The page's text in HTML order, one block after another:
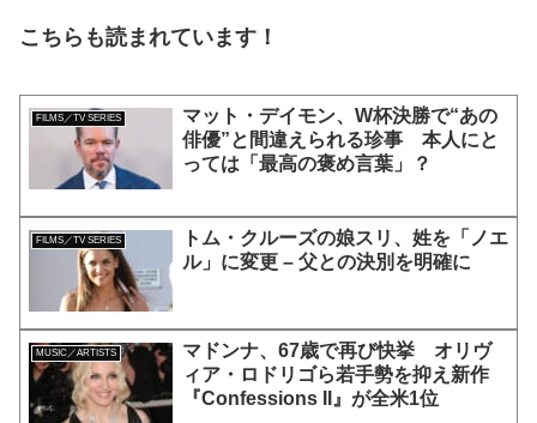
こちらも読まれています！
FILMS／TV SERIES
マット・デイモン、W杯決勝で“あの
俳優”と間違えられる珍事 本人にと
っては「最高の褒め言葉」？
FILMS／TV SERIES
トム・クルーズの娘スリ、姓を「ノエ
ル」に変更 – 父との決別を明確に
MUSIC／ARTISTS
マドンナ、67歳で再び快挙 オリヴ
ィア・ロドリゴら若手勢を抑え新作
『Confessions II』が全米1位